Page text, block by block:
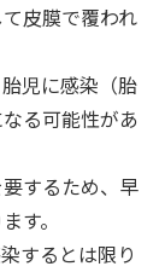
皮膜で覆われ
児に感染（胎
なる可能性があ
するため、早
す。
するとは限り